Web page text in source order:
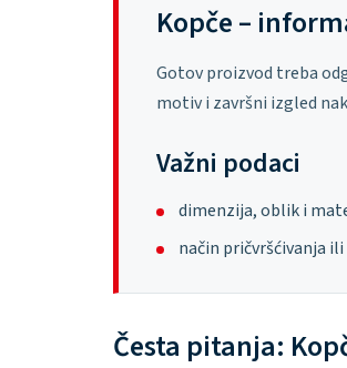
Kopče –
Gotov proizvod treba
motiv i završni izgled
Važni podaci
dimenzija, oblik i
način pričvršćivanja
Česta pitanja: